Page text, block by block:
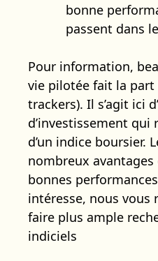
bonne
passent dans
Pour information,
vie pilotée fait la part
trackers). Il s’agit ici
d’investissement qui
d’un indice boursier.
nombreux
bonnes
intéresse, nous vous
faire plus ample
indiciels